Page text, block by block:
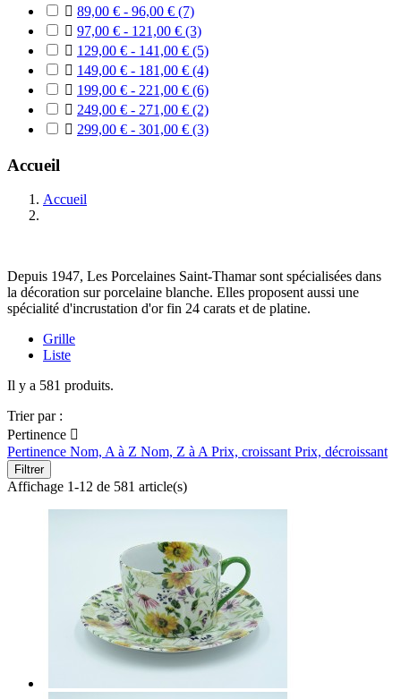
 89,00 € - 96,00 € (7)
 97,00 € - 121,00 € (3)
 129,00 € - 141,00 € (5)
 149,00 € - 181,00 € (4)
 199,00 € - 221,00 € (6)
 249,00 € - 271,00 € (2)
 299,00 € - 301,00 € (3)
Accueil
Accueil
Depuis 1947, Les Porcelaines Saint-Thamar sont spécialisées dans
la décoration sur porcelaine blanche. Elles proposent aussi une
spécialité d'incrustation d'or fin 24 carats et de platine.
Grille
Liste
Il y a 581 produits.
Trier par :
Pertinence 
Pertinence Nom, A à Z Nom, Z à A Prix, croissant Prix, décroissant
Filtrer
Affichage 1-12 de 581 article(s)